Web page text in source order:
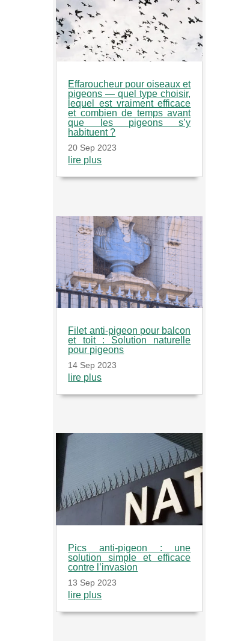
Effaroucheur pour oiseaux et
pigeons — quel type choisir,
lequel est vraiment efficace
et combien de temps avant
que les pigeons s’y
habituent ?
20 Sep 2023
lire plus
Filet anti-pigeon pour balcon
et toit : Solution naturelle
pour pigeons
14 Sep 2023
lire plus
Pics anti-pigeon : une
solution simple et efficace
contre l’invasion
13 Sep 2023
lire plus